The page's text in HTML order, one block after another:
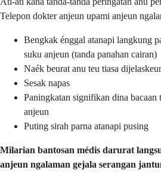
Telepon dokter anjeun upami anjeun
Bengkak énggal atanapi langkung
suku anjeun (tanda panahan cairan)
Naék beurat anu teu tiasa
Sesak napas
Paningkatan signifikan dina bacaan
anjeun
Puting sirah parna atanapi pusing
Milarian bantosan médis darurat
anjeun ngalaman gejala serangan